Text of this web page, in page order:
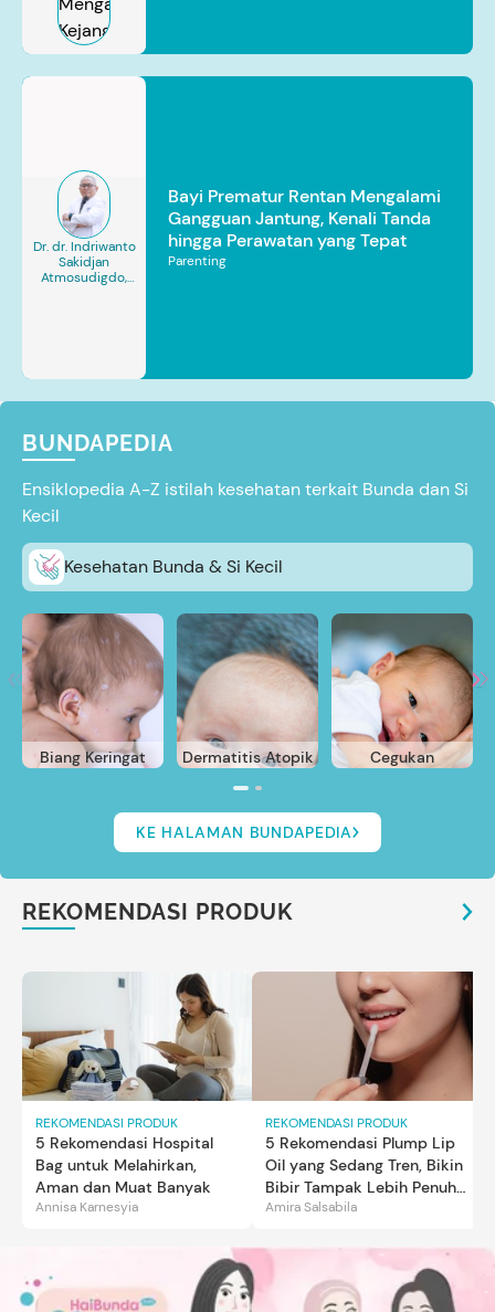
Dr. dr. Indriwanto
Sakidjan
Atmosudigdo,
Bayi Prematur Rentan Mengalami
Gangguan Jantung, Kenali Tanda
hingga Perawatan yang Tepat
Parenting
BUNDAPEDIA
Ensiklopedia A-Z istilah kesehatan terkait Bunda dan Si
Kecil
Kesehatan Bunda & Si Kecil
Biang Keringat Dermatitis Atopik Cegukan
KE HALAMAN BUNDAPEDIA
REKOMENDASI PRODUK
REKOMENDASI PRODUK
5 Rekomendasi Hospital
Bag untuk Melahirkan,
Aman dan Muat Banyak
Annisa Karnesyia
REKOMENDASI PRODUK
5 Rekomendasi Plump Lip
Oil yang Sedang Tren, Bikin
Bibir Tampak Lebih Penuh
dan Berkilau
Amira Salsabila